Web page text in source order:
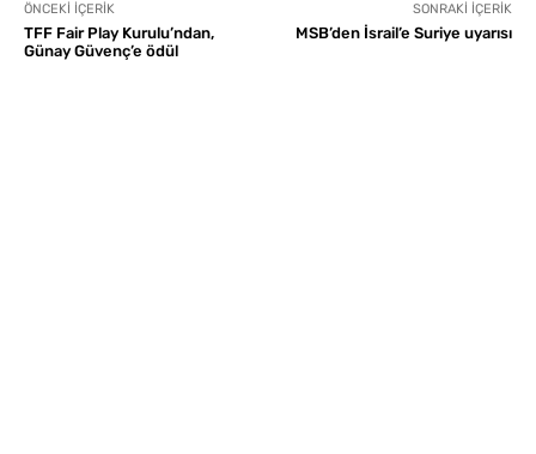
ÖNCEKI İÇERIK
TFF Fair Play Kurulu’ndan,
Günay Güvenç’e ödül
SONRAKI İÇERIK
MSB’den İsrail’e Suriye uyarısı